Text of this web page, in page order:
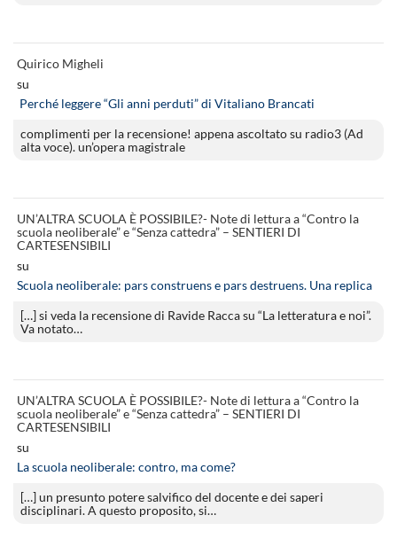
Quirico Migheli
su
Perché leggere “Gli anni perduti” di Vitaliano Brancati
complimenti per la recensione! appena ascoltato su radio3 (Ad
alta voce). un’opera magistrale
UN’ALTRA SCUOLA È POSSIBILE?- Note di lettura a “Contro la
scuola neoliberale” e “Senza cattedra” – SENTIERI DI
CARTESENSIBILI
su
Scuola neoliberale: pars construens e pars destruens. Una replica
[…] si veda la recensione di Ravide Racca su “La letteratura e noi”.
Va notato…
UN’ALTRA SCUOLA È POSSIBILE?- Note di lettura a “Contro la
scuola neoliberale” e “Senza cattedra” – SENTIERI DI
CARTESENSIBILI
su
La scuola neoliberale: contro, ma come?
[…] un presunto potere salvifico del docente e dei saperi
disciplinari. A questo proposito, si…